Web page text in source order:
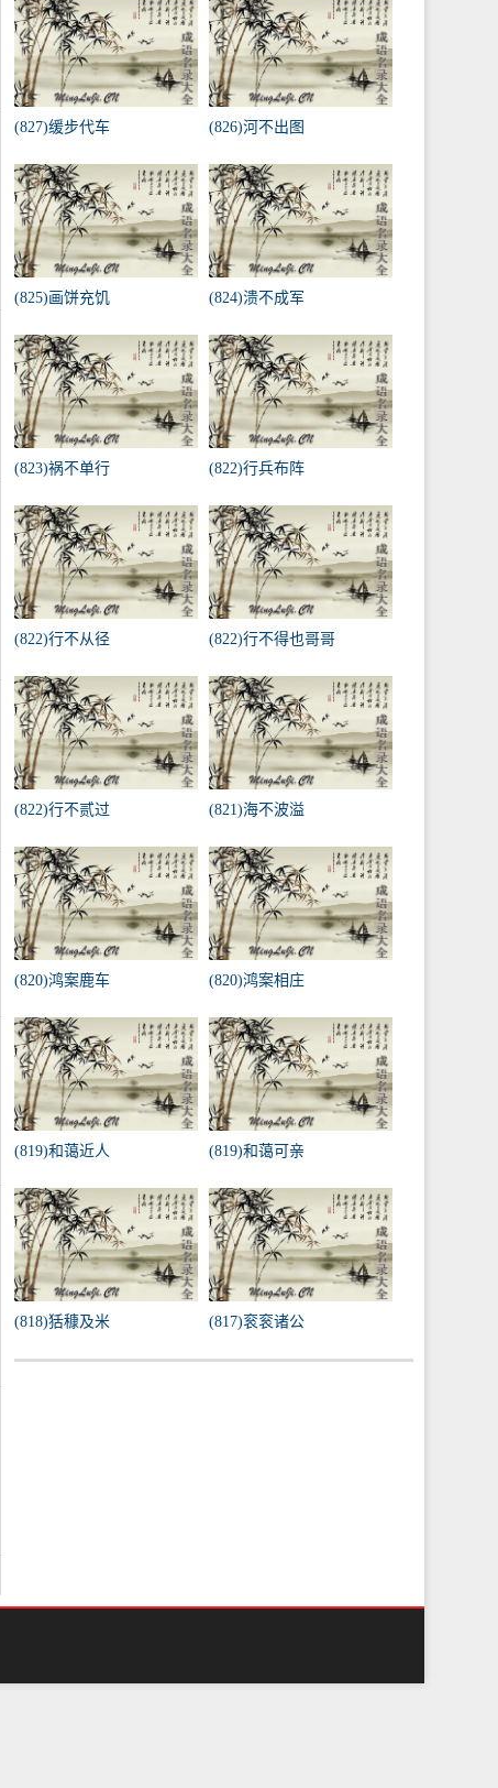
(827)缓步代车 (826)河不出图
(825)画饼充饥 (824)溃不成军
(823)祸不单行 (822)行兵布阵
(822)行不从径 (822)行不得也哥哥
(822)行不贰过 (821)海不波溢
(820)鸿案鹿车 (820)鸿案相庄
(819)和蔼近人 (819)和蔼可亲
(818)狧穅及米 (817)衮衮诸公